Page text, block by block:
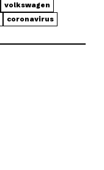
volkswagen
coronavirus